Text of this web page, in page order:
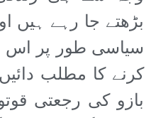
بڑھتے جا رہے ہیں
سیاسی طور پر اس
کرنے کا مطلب دائیں
بازو کی رجعتی